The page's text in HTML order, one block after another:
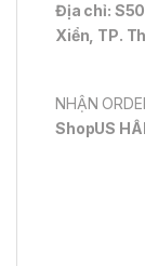
Địa chỉ:
Xiển, TP.
NHẬN
ShopUS